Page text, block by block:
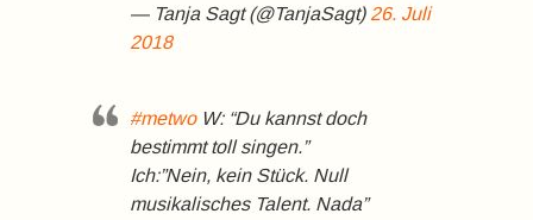
— Tanja Sagt (@TanjaSagt) 26. Juli
2018
#metwoW: “Du kannst doch
bestimmt toll singen.”
Ich:”Nein, kein Stück. Null
musikalisches Talent. Nada”